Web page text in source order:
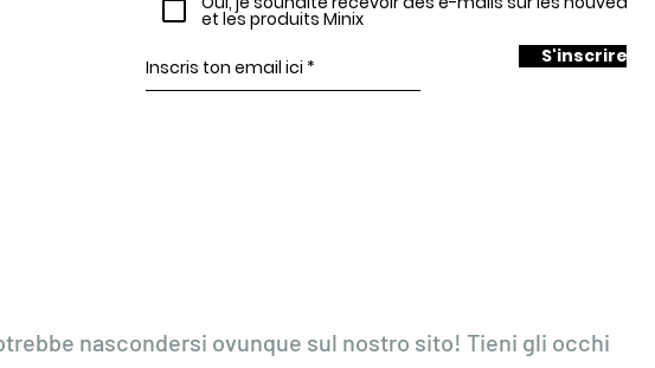
et les produits Minix
S'inscrire
nascondersi ovunque sul nostro sito! Tieni gli occhi